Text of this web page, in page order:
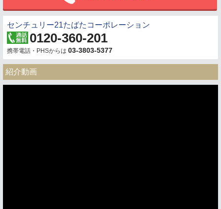
センチュリー21たばたコーポレーション
0120-360-201
携帯電話・PHSからは 03-3803-5377
紹介動画